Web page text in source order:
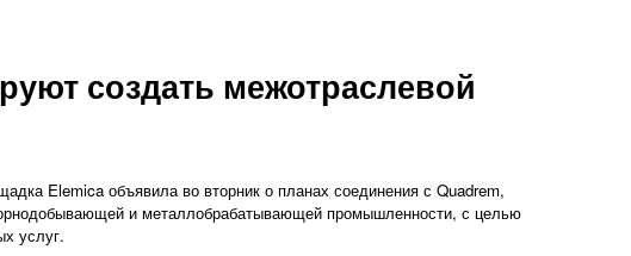
создать межотраслевой
Elemica объявила во вторник о планах соединения с Quadrem,
и металлобрабатывающей промышленности, с целью
услуг.